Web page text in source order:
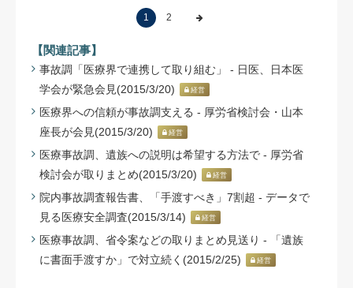
1 2
【関連記事】
事故調「医療界で連携して取り組む」 - 日医、日本医
学会が緊急会見(2015/3/20)
経営
医療界への信頼が事故調支える - 厚労省検討会・山本
座長が会見(2015/3/20)
経営
医療事故調、遺族への説明は希望する方法で - 厚労省
検討会が取りまとめ(2015/3/20)
経営
院内事故調査報告書、「手渡すべき」7割超 - データで
見る医療安全調査(2015/3/14)
経営
医療事故調、省令案などの取りまとめ見送り - 「遺族
に書面手渡すか」で対立続く(2015/2/25)
経営